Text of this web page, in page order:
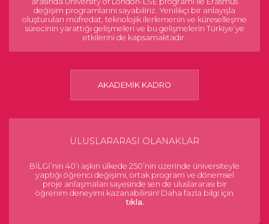
değişim programlarını sayabiliriz. Yenilikçi bir anlayışla
oluşturulan müfredat, teknolojik ilerlemenin ve küreselleşme
sürecinin yarattığı gelişmeleri ve bu gelişmelerin Türkiye’ye
etkilerini de kapsamaktadır.
AKADEMİK KADRO
ULUSLARARASI OLANAKLAR
BİLGİ’nin 40’ı aşkın ülkede 250’nin üzerinde üniversiteyle
yaptığı öğrenci değişimi, ortak program ve dönemsel
proje anlaşmaları sayesinde sen de uluslararası bir
öğrenim deneyimi kazanabilirsin! Daha fazla bilgi için
tıkla.